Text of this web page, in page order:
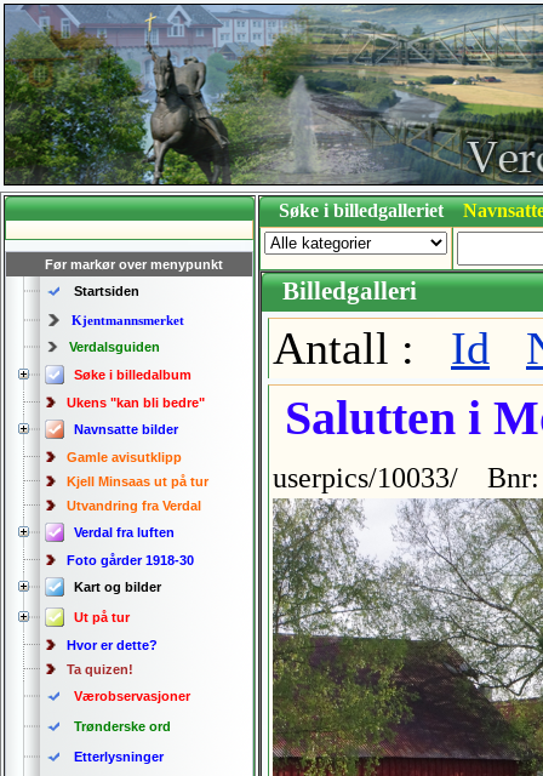
Før markør over menypunkt
Startsiden
Kjentmannsmerket
Verdalsguiden
Søke i billedalbum
Ukens "kan bli bedre"
Navnsatte bilder
Gamle avisutklipp
Kjell Minsaas ut på tur
Utvandring fra Verdal
Verdal fra luften
Foto gårder 1918-30
Kart og bilder
Ut på tur
Hvor er dette?
Ta quizen!
Værobservasjoner
Trønderske ord
Etterlysninger
Søke i billedgalleriet
Billedgalleri
Antall : Id
Salutten i
userpics/10033/ Bnr: